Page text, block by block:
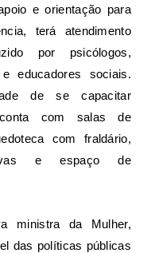
e orientação para
terá atendimento
por psicólogos,
educadores sociais.
de se capacitar
conta com salas de
com fraldário,
e espaço de
ministra da Mulher,
das políticas públicas